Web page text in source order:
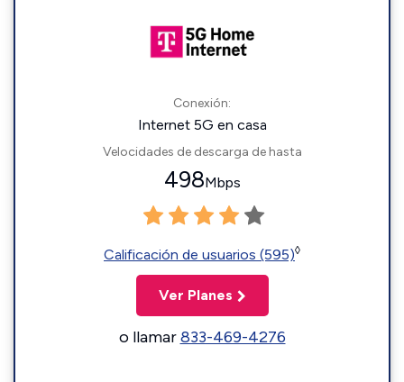
Conexión:
Internet 5G en casa
Velocidades de descarga de hasta
498Mbps
Calificación de usuarios (595)◊
Ver Planes
o llamar833-469-4276